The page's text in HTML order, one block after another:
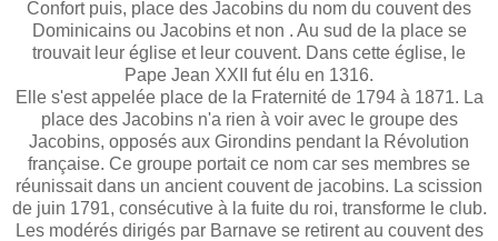
Confort puis, place des Jacobins du nom du couvent des
Dominicains ou Jacobins et non . Au sud de la place se
trouvait leur église et leur couvent. Dans cette église, le
Pape Jean XXII fut élu en 1316.
Elle s'est appelée place de la Fraternité de 1794 à 1871. La
place des Jacobins n'a rien à voir avec le groupe des
Jacobins, opposés aux Girondins pendant la Révolution
française. Ce groupe portait ce nom car ses membres se
réunissait dans un ancient couvent de jacobins. La scission
de juin 1791, consécutive à la fuite du roi, transforme le club.
Les modérés dirigés par Barnave se retirent au couvent des